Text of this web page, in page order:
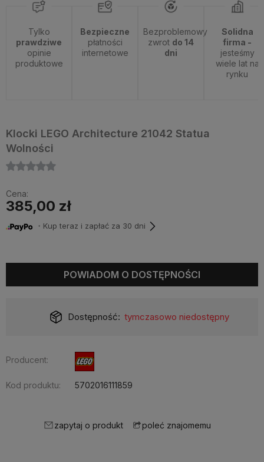
Tylko
prawdziwe
opinie
produktowe
Bezpieczne
płatności
internetowe
Bezproblemowy
zwrot do 14
dni
Solidna
firma -
jesteśmy
wiele lat na
rynku
Klocki LEGO Architecture 21042 Statua
Wolności
Cena:
385,00 zł
・Kup teraz i zapłać za 30 dni
POWIADOM O DOSTĘPNOŚCI
Dostępność: tymczasowo niedostępny
Producent:
Kod produktu: 5702016111859
zapytaj o produkt poleć znajomemu